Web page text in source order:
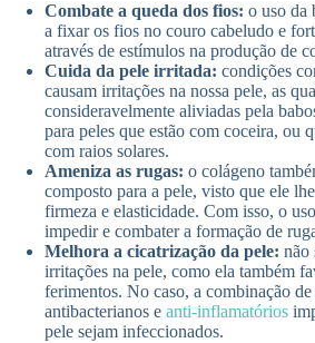
Combate a queda dos fios: o uso da
a fixar os fios no couro cabeludo e
através de estímulos na produção de
Cuida da pele irritada: condições
causam irritações na nossa pele, as
consideravelmente aliviadas pela
para peles que estão com coceira, ou
com raios solares.
Ameniza as rugas: o colágeno
composto para a pele, visto que ele
firmeza e elasticidade. Com isso, o
impedir e combater a formação de
Melhora a cicatrização da pele: não
irritações na pele, como ela também
ferimentos. No caso, a combinação
antibacterianos e anti-inflamatórios
pele sejam infeccionados.